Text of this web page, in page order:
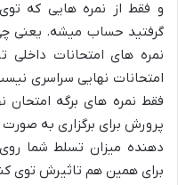
و فقط از نمره هایی که توی
گرفتید حساب میشه. یعنی
نمره های امتحانات داخلی
امتحانات نهایی سراسری
فقط نمره های برگه
پرورش برای برگزاری به
دهنده میزان تسلط شما
برای همین هم تاثیرش توی